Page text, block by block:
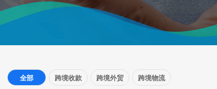
全部 跨境收款 跨境外贸 跨境物流